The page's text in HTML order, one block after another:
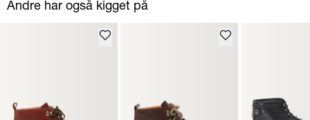
Andre har også kigget på